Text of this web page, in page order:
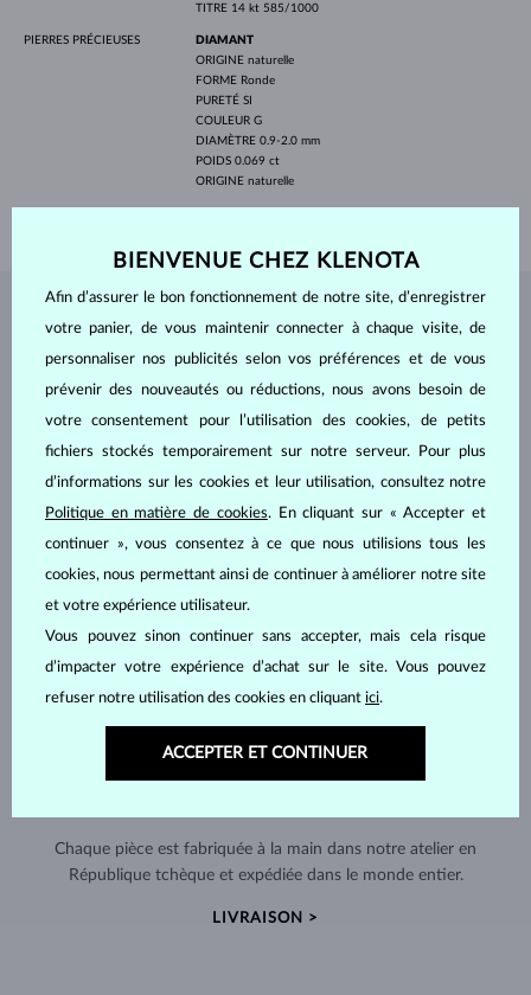
TITRE 14 kt 585/1000
PIERRES PRÉCIEUSES
DIAMANT
ORIGINE naturelle
FORME Ronde
PURETÉ SI
COULEUR G
DIAMÈTRE 0.9-2.0 mm
POIDS 0.069 ct
ORIGINE naturelle
BIJOUX DEL'ATELIER KLENOTA
Chaque pièce est fabriquée à la main dans notre atelier en
République tchèque et expédiée dans le monde entier.
LIVRAISON >
BIENVENUE CHEZ KLENOTA
Afin d’assurer le bon fonctionnement de notre site, d’enregistrer
votre panier, de vous maintenir connecter à chaque visite, de
personnaliser nos publicités selon vos préférences et de vous
prévenir des nouveautés ou réductions, nous avons besoin de
votre consentement pour l’utilisation des cookies, de petits
fichiers stockés temporairement sur notre serveur. Pour plus
d’informations sur les cookies et leur utilisation, consultez notre
Politique en matière de cookies. En cliquant sur « Accepter et
continuer », vous consentez à ce que nous utilisions tous les
cookies, nous permettant ainsi de continuer à améliorer notre site
et votre expérience utilisateur.
Vous pouvez sinon continuer sans accepter, mais cela risque
d’impacter votre expérience d’achat sur le site. Vous pouvez
refuser notre utilisation des cookies en cliquant ici.
ACCEPTER ET CONTINUER